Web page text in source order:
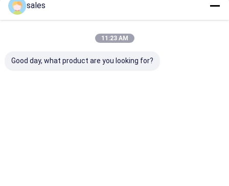
Kategori Kami
sales
11:23 AM
Good day, what product are you looking for?